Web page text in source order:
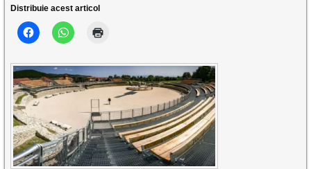
Distribuie acest articol